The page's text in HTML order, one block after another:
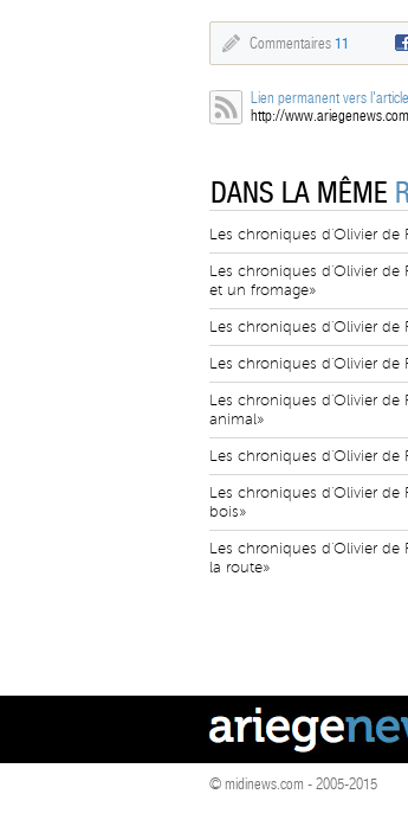
Commentaires 11
Lien permanent vers
http://
DANS LA MÊME
Les chroniques d'Olivier de
Les chroniques d'Olivier de
et un fromage»
Les chroniques d'Olivier de
Les chroniques d'Olivier de
Les chroniques d'Olivier de
animal»
Les chroniques d'Olivier de
Les chroniques d'Olivier de
bois»
Les chroniques d'Olivier de
la route»
© midinews.com - 2005-2015